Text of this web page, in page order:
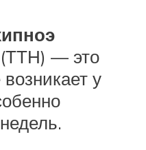
(ТТН) — это
у